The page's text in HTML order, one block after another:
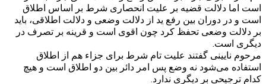
است اما دلالت قضیه بر علیت انحصاری شرط بر اساس اطلاق
است و در دوران بین رفع ید از دلالت وضعی و دلالت اطلاقی، باید
بر دلالت وضعی تحفظ کرد چون اقوی است و قرینه بر تصرف در
دیگری است.
مرحوم نایینی گفتند علیت تام شرط برای جزاء هم از اطلاق
استفاده می‌شود نه وضع پس امر دائر بین دو اطلاق است و هیچ
کدام ترجیحی بر دیگری ندارد.